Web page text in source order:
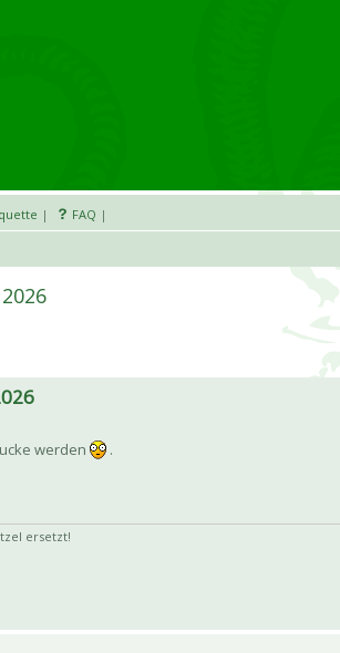
| FAQ |
werden .
ersetzt!